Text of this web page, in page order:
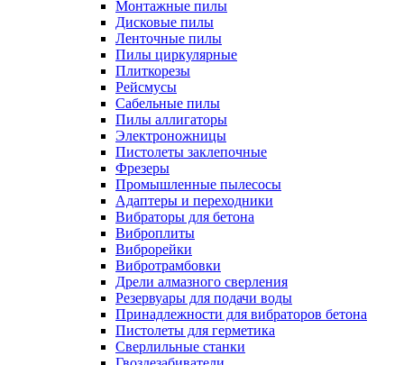
Монтажные пилы
Дисковые пилы
Ленточные пилы
Пилы циркулярные
Плиткорезы
Рейсмусы
Сабельные пилы
Пилы аллигаторы
Электроножницы
Пистолеты заклепочные
Фрезеры
Промышленные пылесосы
Адаптеры и переходники
Вибраторы для бетона
Виброплиты
Виброрейки
Вибротрамбовки
Дрели алмазного сверления
Резервуары для подачи воды
Принадлежности для вибраторов бетона
Пистолеты для герметика
Сверлильные станки